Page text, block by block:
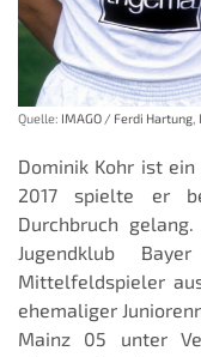
Quelle: IMAGO / Ferdi Hartung,
Dominik Kohr ist
2017 spielte er
Durchbruch
Jugendklub
Mittelfeldspieler
ehemaliger
Mainz 05 unter